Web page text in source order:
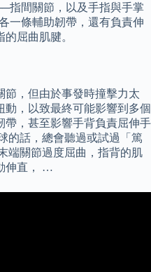
指間關節，以及手指與手掌
一條輔助韌帶，還有負責伸
屈曲肌腱。
節，但由於事發時撞擊力太
，以致最終可能影響到多個
帶，甚至影響手背負責屈伸手
的話，總會聽過或試過「篤
端關節過度屈曲，指背的肌
伸直， …